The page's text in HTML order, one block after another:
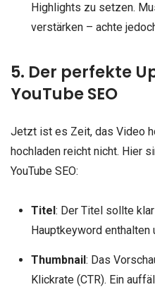
Highlights zu setzen.
verstärken – achte
5. Der perfekte
YouTube SEO
Jetzt ist es Zeit, das Video
hochladen reicht nicht. Hier
YouTube SEO:
Titel: Der Titel sollte
Hauptkeyword enthalten
Thumbnail: Das
Klickrate (CTR). Ein